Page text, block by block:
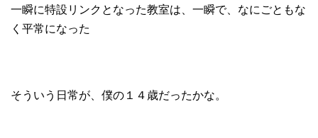
一瞬に特設リンクとなった教室は、一瞬で、なにごともな
く平常になった
そういう日常が、僕の１４歳だったかな。